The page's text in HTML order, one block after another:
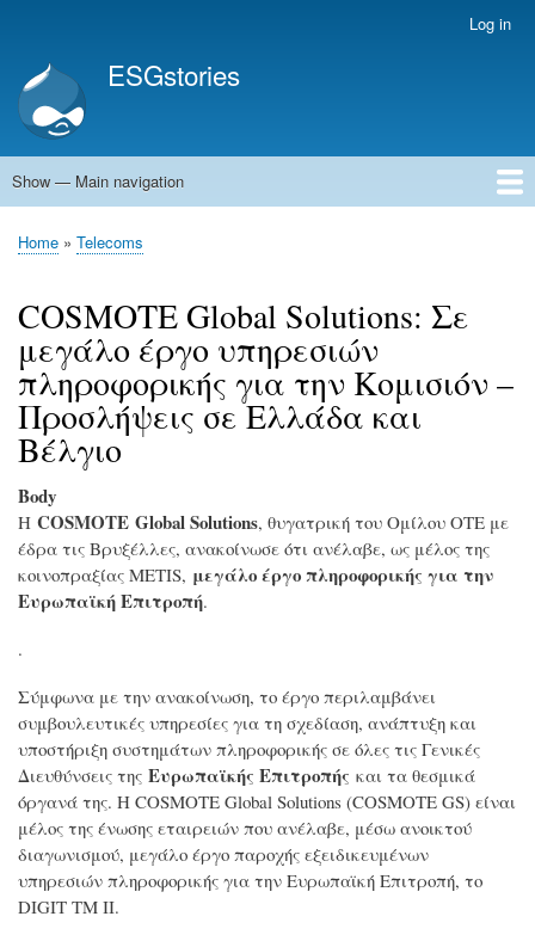
account
menu
Log in
ESGstories
Main
Show — Main navigation
Home
Breadcrumb
Home Telecoms
COSMOTE Global Solutions: Σε
μεγάλο έργο υπηρεσιών
πληροφορικής για την Κομισιόν –
Προσλήψεις σε Ελλάδα και
Βέλγιο
Body
Η COSMOTE Global Solutions, θυγατρική του Ομίλου ΟΤΕ με
έδρα τις Βρυξέλλες, ανακοίνωσε ότι ανέλαβε, ως μέλος της
κοινοπραξίας METIS, μεγάλο έργο πληροφορικής για την
Ευρωπαϊκή Επιτροπή.
.
Σύμφωνα με την ανακοίνωση, το έργο περιλαμβάνει
συμβουλευτικές υπηρεσίες για τη σχεδίαση, ανάπτυξη και
υποστήριξη συστημάτων πληροφορικής σε όλες τις Γενικές
Διευθύνσεις της Ευρωπαϊκής Επιτροπής και τα θεσμικά
όργανά της. Η COSMOTE Global Solutions (COSMOTE GS) είναι
μέλος της ένωσης εταιρειών που ανέλαβε, μέσω ανοικτού
διαγωνισμού, μεγάλο έργο παροχής εξειδικευμένων
υπηρεσιών πληροφορικής για την Ευρωπαϊκή Επιτροπή, το
DIGIT TM II.